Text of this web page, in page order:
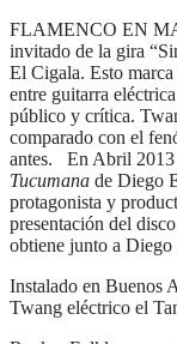
FLAMENCO EN
invitado de la gira
El Cigala. Esto
entre guitarra
público y crítica.
comparado con el
antes. En Abril 2013
Tucumana de Diego
protagonista y
presentación del
obtiene junto a
Instalado en Buenos
Twang eléctrico el